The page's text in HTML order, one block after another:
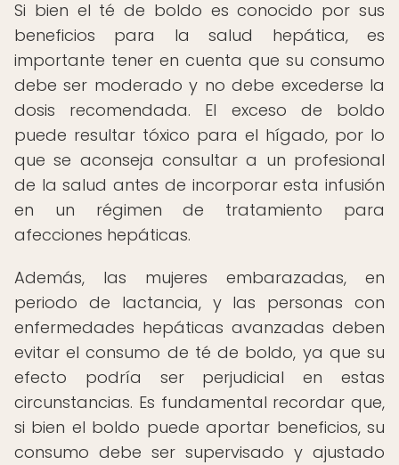
Si bien el té de boldo es conocido por sus
beneficios para la salud hepática, es
importante tener en cuenta que su consumo
debe ser moderado y no debe excederse la
dosis recomendada. El exceso de boldo
puede resultar tóxico para el hígado, por lo
que se aconseja consultar a un profesional
de la salud antes de incorporar esta infusión
en un régimen de tratamiento para
afecciones hepáticas.
Además, las mujeres embarazadas, en
periodo de lactancia, y las personas con
enfermedades hepáticas avanzadas deben
evitar el consumo de té de boldo, ya que su
efecto podría ser perjudicial en estas
circunstancias. Es fundamental recordar que,
si bien el boldo puede aportar beneficios, su
consumo debe ser supervisado y ajustado